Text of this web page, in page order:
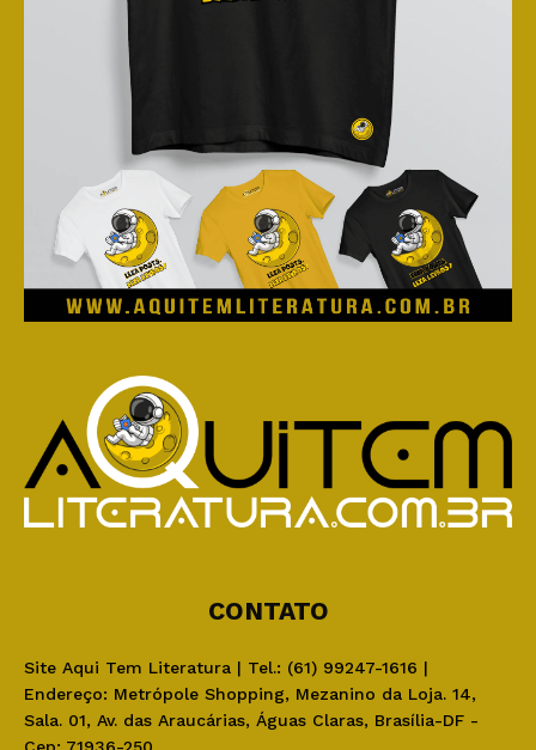
CONTATO
Site Aqui Tem Literatura | Tel.: (61) 99247-1616 |
Endereço: Metrópole Shopping, Mezanino da Loja. 14,
Sala. 01, Av. das Araucárias, Águas Claras, Brasília-DF -
Cep: 71936-250